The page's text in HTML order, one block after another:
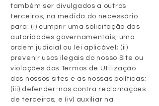
também ser divulgados a outros
terceiros, na medida do necessário
para: (i) cumprir uma solicitação das
autoridades governamentais, uma
ordem judicial ou lei aplicável; (ii)
prevenir usos ilegais do nosso Site ou
violações dos Termos de Utilização
dos nossos sites e as nossas políticas;
(iii) defender-nos contra reclamações
de terceiros; e (iv) auxiliar na